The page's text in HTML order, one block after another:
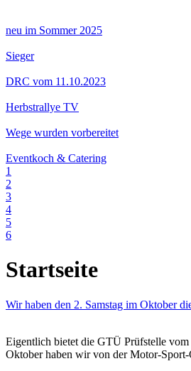
neu im Sommer 2025
Sieger
DRC vom 11.10.2023
Herbstrallye TV
Wege wurden vorbereitet
Eventkoch & Catering
1
2
3
4
5
6
Startseite
Wir haben den 2. Samstag im Oktober
Eigentlich bietet die GTÜ Prüfstelle
Oktober haben wir von der Motor-Sport-